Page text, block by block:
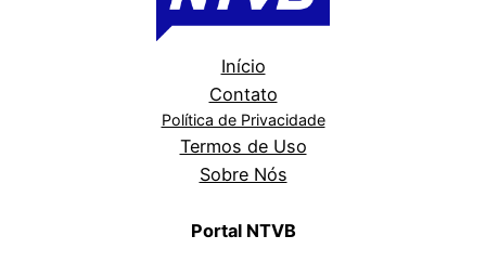
Início
Contato
Política de Privacidade
Termos de Uso
Sobre Nós
Portal NTVB